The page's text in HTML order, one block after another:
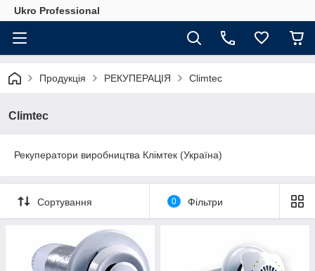
Ukro Professional
Продукція РЕКУПЕРАЦІЯ Climtec
Climtec
Рекуператори виробництва Клімтек (Україна)
Сортування 0 Фільтри